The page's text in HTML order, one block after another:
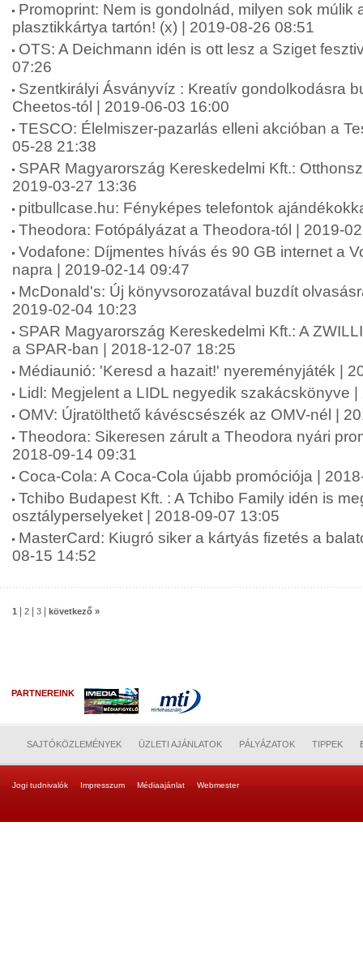
Promoprint: Nem is gondolnád, milyen sok múlik
plasztikkártya tartón! (x) | 2019-08-26 08:51
OTS: A Deichmann idén is ott lesz a Sziget
07:26
Szentkirályi Ásványvíz : Kreatív gondolkodásra
Cheetos-tól | 2019-06-03 16:00
TESCO: Élelmiszer-pazarlás elleni akcióban a
05-28 21:38
SPAR Magyarország Kereskedelmi Kft.:
2019-03-27 13:36
pitbullcase.hu: Fényképes telefontok
Theodora: Fotópályázat a Theodora-tól | 2019-
Vodafone: Díjmentes hívás és 90 GB internet a
napra | 2019-02-14 09:47
McDonald's: Új könyvsorozatával buzdít
2019-02-04 10:23
SPAR Magyarország Kereskedelmi Kft.: A
a SPAR-ban | 2018-12-07 18:25
Médiaunió: 'Keresd a hazait!' nyereményjáték |
Lidl: Megjelent a LIDL negyedik szakácskönyve
OMV: Újratölthető kávéscsészék az OMV-nél |
Theodora: Sikeresen zárult a Theodora nyári
2018-09-14 09:31
Coca-Cola: A Coca-Cola újabb promóciója |
Tchibo Budapest Kft. : A Tchibo Family idén is
osztályperselyeket | 2018-09-07 13:05
MasterCard: Kiugró siker a kártyás fizetés a
08-15 14:52
1 2 3 következő »
PARTNEREINK
SAJTÓKÖZLEMÉNYEK ÜZLETI AJÁNLATOK PÁLYÁZATOK TIPPEK
Jogi tudnivalók Impresszum Médiaajánlat Webmester